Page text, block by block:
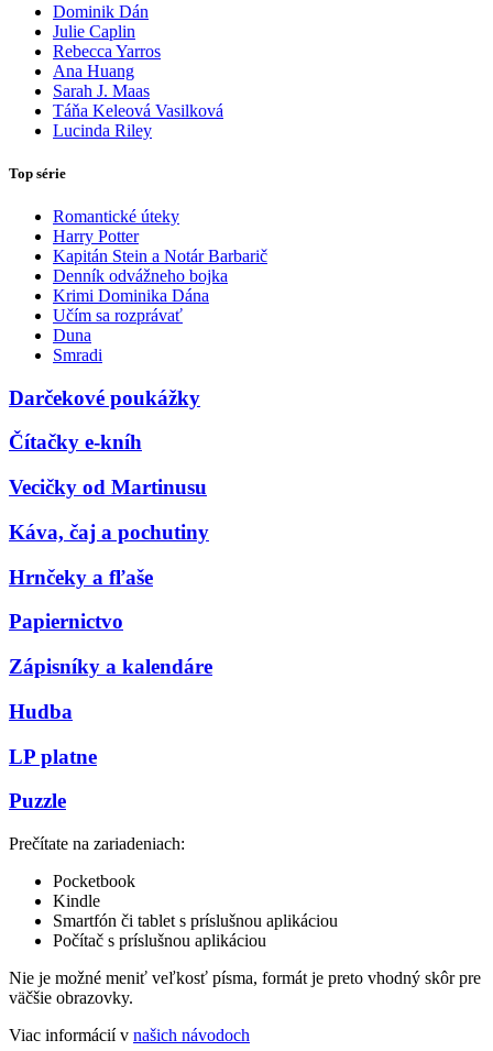
Dominik Dán
Julie Caplin
Rebecca Yarros
Ana Huang
Sarah J. Maas
Táňa Keleová Vasilková
Lucinda Riley
Top série
Romantické úteky
Harry Potter
Kapitán Stein a Notár Barbarič
Denník odvážneho bojka
Krimi Dominika Dána
Učím sa rozprávať
Duna
Smradi
Darčekové poukážky
Čítačky e-kníh
Vecičky od Martinusu
Káva, čaj a pochutiny
Hrnčeky a fľaše
Papiernictvo
Zápisníky a kalendáre
Hudba
LP platne
Puzzle
Prečítate na zariadeniach:
Pocketbook
Kindle
Smartfón či tablet s príslušnou aplikáciou
Počítač s príslušnou aplikáciou
Nie je možné meniť veľkosť písma, formát je preto vhodný skôr pre
väčšie obrazovky.
Viac informácií v našich návodoch